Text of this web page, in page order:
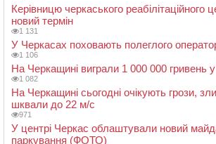
Керівницю черкаського реабілітаційного
новий термін
1 131
У Черкасах поховають полеглого
1 106
На Черкащині виграли 1 000 000 гривень
1 082
На Черкащині сьогодні очікують грози,
шквали до 22 м/с
971
У центрі Черкас облаштували новий
паркування (ФОТО)